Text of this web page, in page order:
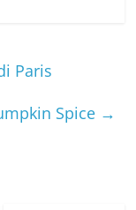
Paris
Spice →